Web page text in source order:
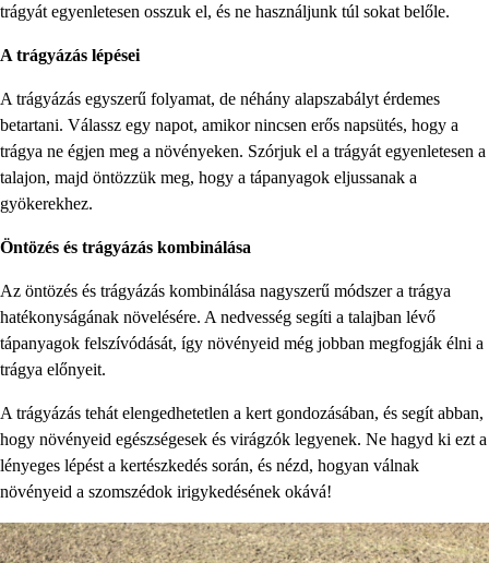
trágyát egyenletesen osszuk el, és ne használjunk túl sokat belőle.
A trágyázás lépései
A trágyázás egyszerű folyamat, de néhány alapszabályt érdemes
betartani. Válassz egy napot, amikor nincsen erős napsütés, hogy a
trágya ne égjen meg a növényeken. Szórjuk el a trágyát egyenletesen a
talajon, majd öntözzük meg, hogy a tápanyagok eljussanak a
gyökerekhez.
Öntözés és trágyázás kombinálása
Az öntözés és trágyázás kombinálása nagyszerű módszer a trágya
hatékonyságának növelésére. A nedvesség segíti a talajban lévő
tápanyagok felszívódását, így növényeid még jobban megfogják élni a
trágya előnyeit.
A trágyázás tehát elengedhetetlen a kert gondozásában, és segít abban,
hogy növényeid egészségesek és virágzók legyenek. Ne hagyd ki ezt a
lényeges lépést a kertészkedés során, és nézd, hogyan válnak
növényeid a szomszédok irigykedésének okává!